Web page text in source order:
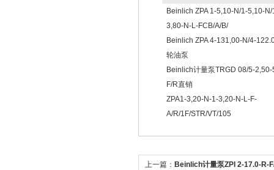
Beinlich ZPA 1-5,10-N/1-5,10-N/
3,80-N-L-FCB/A/B/
Beinlich ZPA 4-131,00-N/4-
轮油泵
Beinlich计量泵TRGD 08/5-
F/R直销
ZPA1-3,20-N-1-3,20-N-L-F-
A/R/1F/STR/VT/105
上一篇： Beinlich计量泵ZPI 2-17.0-R-